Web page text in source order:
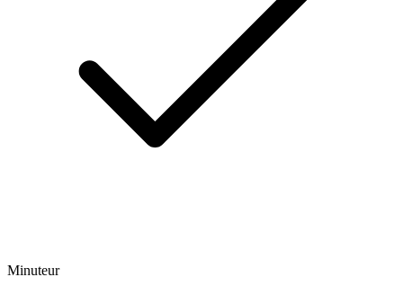
Minuteur